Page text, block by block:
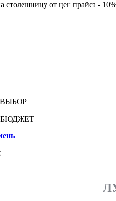
столешницу от цен прайса - 10%